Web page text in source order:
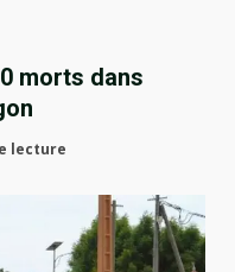
morts dans
lecture